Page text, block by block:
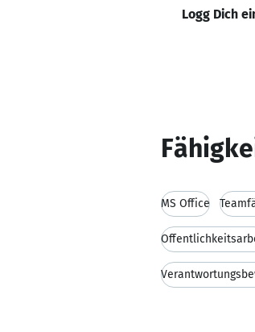
Logg Dich
MS Office